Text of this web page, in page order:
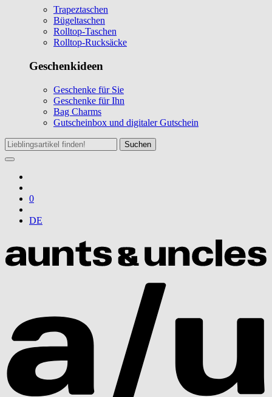
Trapeztaschen
Bügeltaschen
Rolltop-Taschen
Rolltop-Rucksäcke
Geschenkideen
Geschenke für Sie
Geschenke für Ihn
Bag Charms
Gutscheinbox und digitaler Gutschein
Suchen
0
DE